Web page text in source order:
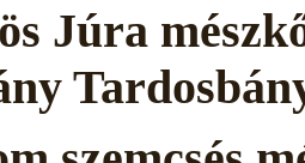
Júra